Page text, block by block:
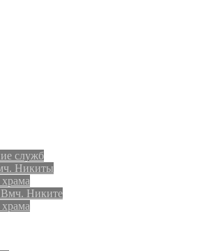
служб
Никиты
Никите